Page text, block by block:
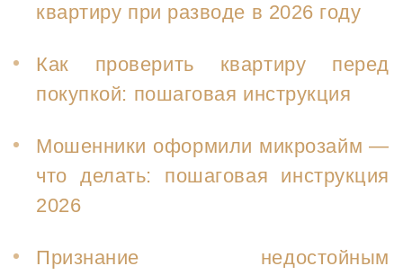
квартиру при разводе в 2026 году
Как проверить квартиру перед
покупкой: пошаговая инструкция
Мошенники оформили микрозайм —
что делать: пошаговая инструкция
2026
Признание недостойным